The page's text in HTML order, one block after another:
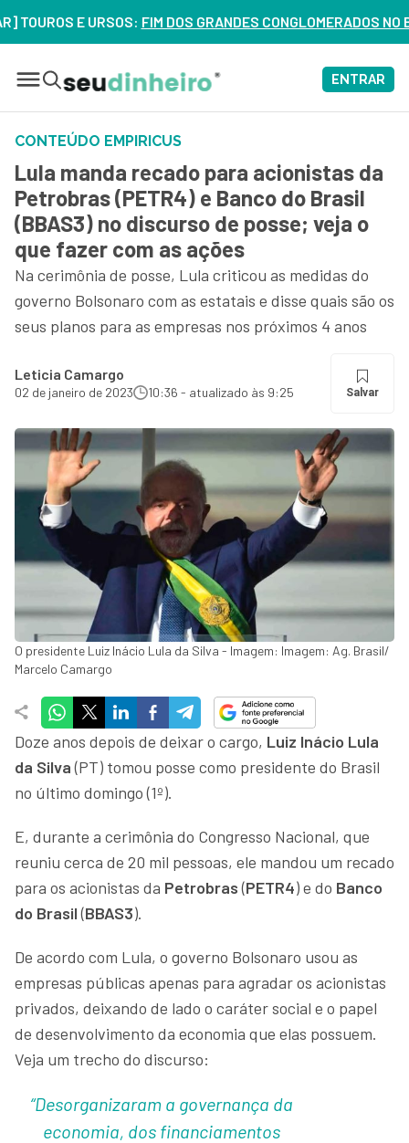
E URSOS:FIM DOS GRANDES CONGLOMERADOS NO
ENTRAR
CONTEÚDO EMPIRICUS
Lula manda recado para acionistas da
Petrobras (PETR4) e Banco do Brasil
(BBAS3) no discurso de posse; veja o
que fazer com as ações
Na cerimônia de posse, Lula criticou as medidas do
governo Bolsonaro com as estatais e disse quais são os
seus planos para as empresas nos próximos 4 anos
Leticia Camargo
02 de janeiro de 2023 10:36 - atualizado às 9:25 Salvar
O presidente Luiz Inácio Lula da Silva - Imagem: Imagem: Ag. Brasil/
Marcelo Camargo
Doze anos depois de deixar o cargo, Luiz Inácio Lula
da Silva(PT) tomou posse como presidente do Brasil
no último domingo (1º).
E, durante a cerimônia do Congresso Nacional, que
reuniu cerca de 20 mil pessoas, ele mandou um recado
para os acionistas da Petrobras(PETR4) e do Banco
do Brasil(BBAS3).
De acordo com Lula, o governo Bolsonaro usou as
empresas públicas apenas para agradar os acionistas
privados, deixando de lado o caráter social e o papel
de desenvolvimento da economia que elas possuem.
Veja um trecho do discurso:
“Desorganizaram a governança da
economia, dos financiamentos